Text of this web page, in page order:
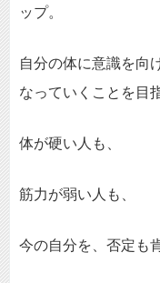
ップ。
自分の体に意識を向
なっていくことを目
体が硬い人も、
筋力が弱い人も、
今の自分を、否定も